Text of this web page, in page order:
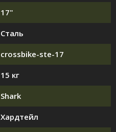
17"
Сталь
crossbike-ste-17
15 кг
Shark
Хардтейл